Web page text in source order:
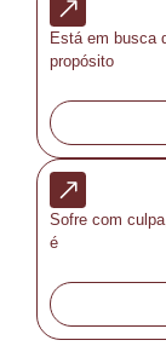
Está em busca
propósito
Sofre com
é